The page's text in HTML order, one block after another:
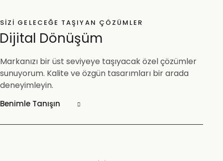
SIZI GELECEĞE TAŞIYAN ÇÖZÜMLER
Dijital Dönüşüm
Markanızı bir üst seviyeye taşıyacak özel çözümler
sunuyorum. Kalite ve özgün tasarımları bir arada
deneyimleyin.
Benimle Tanışın